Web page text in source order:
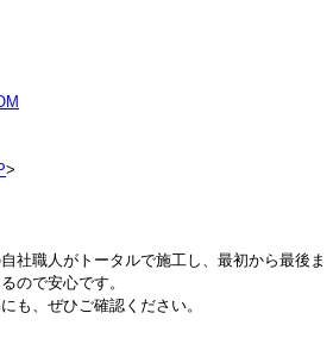
>
社職人がトータルで施工し、最初から最後ま
ので安心です。
も、ぜひご確認ください。